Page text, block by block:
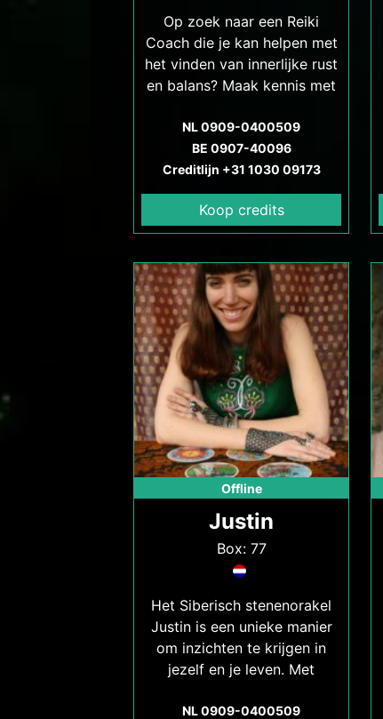
Op zoek naar een Reiki
Coach die je kan helpen met
het vinden van innerlijke rust
en balans? Maak kennis met
ontdek de helende kracht
van Reiki.
NL 0909-0400509
BE 0907-40096
Creditlijn +31 1030 09173
Koop credits
Offline
Justin
Box: 77
Het Siberisch stenenorakel
Justin is een unieke manier
om inzichten te krijgen in
jezelf en je leven. Met
intuïtieve begeleiding van
NL 0909-0400509